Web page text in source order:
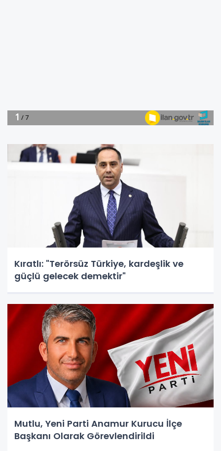
Kıratlı: "Terörsüz Türkiye, kardeşlik ve
güçlü gelecek demektir"
Mutlu, Yeni Parti Anamur Kurucu İlçe
Başkanı Olarak Görevlendirildi